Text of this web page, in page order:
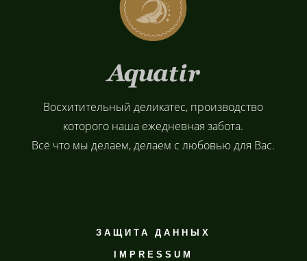
Восхитительный деликатес, производство
которого наша ежедневная забота.
Всё что мы делаем, делаем с любовью для Вас.
ЗАЩИТА ДАННЫХ
IMPRESSUM